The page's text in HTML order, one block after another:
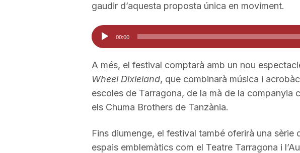
gaudir d’aquesta proposta única en moviment.
Reproductor
d'àudio
00:00
A més, el festival comptarà amb un nou
Wheel Dixieland, que combinarà música i
escoles de Tarragona, de la mà de la companyia
els Chuma Brothers de Tanzània.
Fins diumenge, el festival també oferirà una sèrie
espais emblemàtics com el Teatre Tarragona i